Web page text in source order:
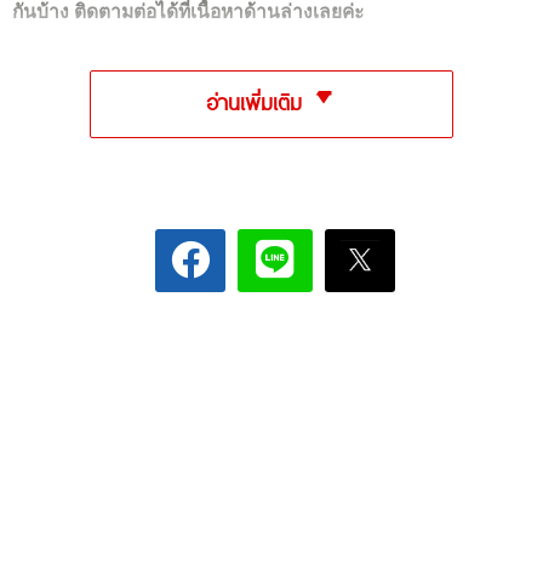
กันบ้าง ติดตามต่อได้ที่เนื้อหาด้านล่างเลยค่ะ
อ่านเพิ่มเติม